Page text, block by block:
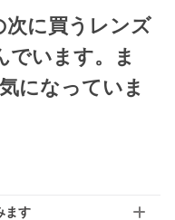
次に買うレンズ
でいます。ま
になっていま
ます